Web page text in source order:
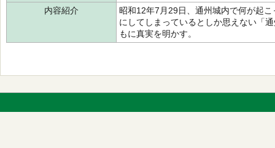
内容紹介
昭和12年7月29日、通州城内で何が起
にしてしまっているとしか思えない「
もに真実を明かす。